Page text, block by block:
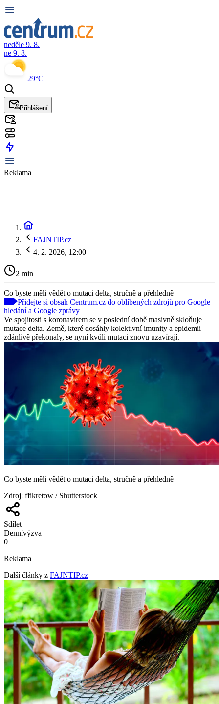
neděle 9. 8.
ne 9. 8.
29°C
Přihlášení
Reklama
FAJNTIP.cz
4. 2. 2026, 12:00
2 min
Co byste měli vědět o mutaci delta, stručně a přehledně
Přidejte si obsah Centrum.cz do oblíbených zdrojů pro Google
hledání a Google zprávy
Ve spojitosti s koronavirem se v poslední době masivně skloňuje
mutace delta. Země, které dosáhly kolektivní imunity a epidemii
zdánlivě překonaly, se nyní kvůli mutaci znovu uzavírají.
Co byste měli vědět o mutaci delta, stručně a přehledně
Zdroj: ffikretow / Shutterstock
Sdílet
Dennívýzva
0
Reklama
Další články z FAJNTIP.cz